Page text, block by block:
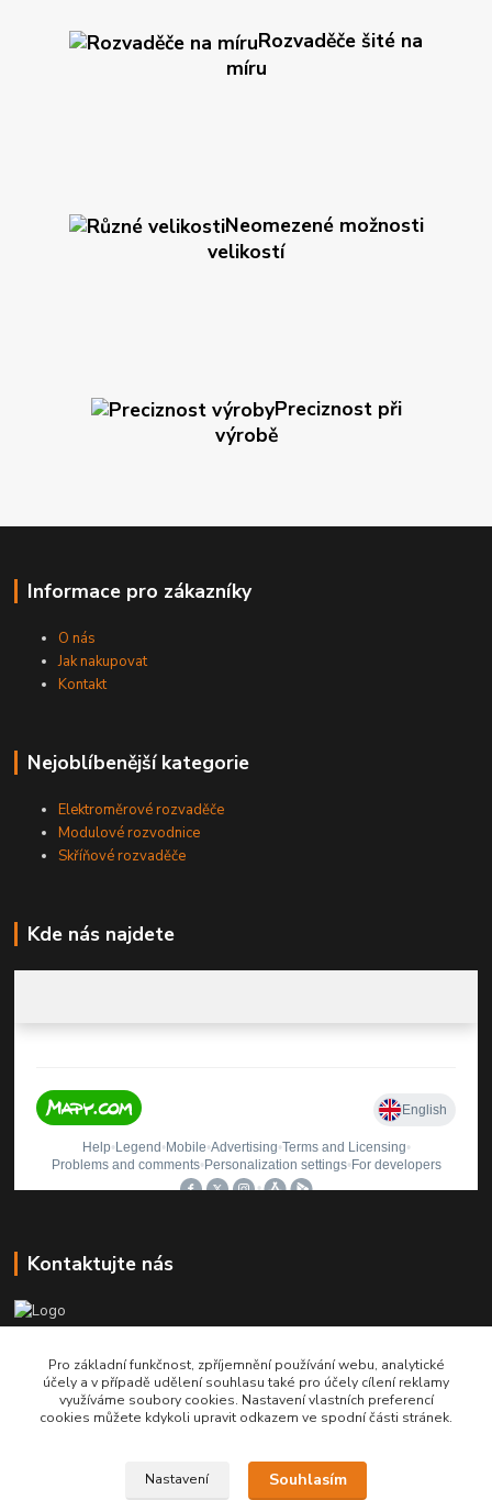
Rozvaděče šité na
míru
Neomezené možnosti
velikostí
Preciznost při
výrobě
Informace pro zákazníky
O nás
Jak nakupovat
Kontakt
Nejoblíbenější kategorie
Elektroměrové rozvaděče
Modulové rozvodnice
Skříňové rozvaděče
Kde nás najdete
Kontaktujte nás
+420 702 111 760
info@bruna-elektro.com
Pro základní funkčnost, zpříjemnění používání webu, analytické
účely a v případě udělení souhlasu také pro účely cílení reklamy
využíváme soubory cookies. Nastavení vlastních preferencí
cookies můžete kdykoli upravit odkazem ve spodní části stránek.
Nastavení Souhlasím